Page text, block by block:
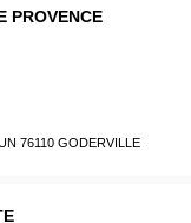
PROVENCE
76110 GODERVILLE